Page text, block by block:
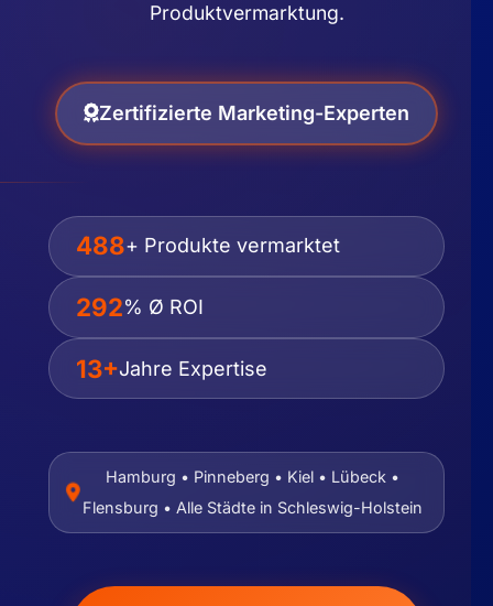
Produktvermarktung.
Zertifizierte Marketing-Experten
500+ Produkte vermarktet
300% Ø ROI
13+Jahre Expertise
Hamburg • Pinneberg • Kiel • Lübeck •
Flensburg • Alle Städte in Schleswig-Holstein